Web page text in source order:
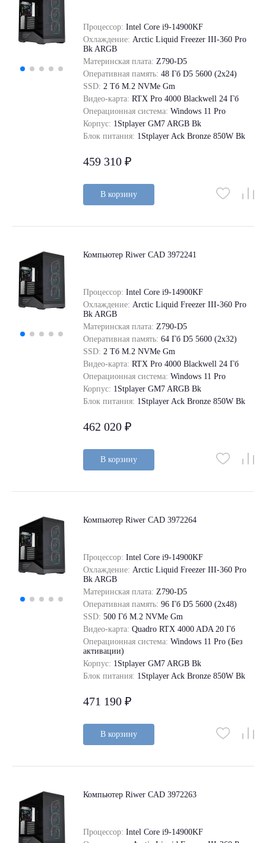
Процессор: Intel Core i9-14900KF
Охлаждение: Arctic Liquid Freezer III-360 Pro
Bk ARGB
Материнская плата: Z790-D5
Оперативная память: 48 Гб D5 5600 (2х24)
SSD: 2 Tб M.2 NVMe Gm
Видео-карта: RTX Pro 4000 Blackwell 24 Гб
Операционная система: Windows 11 Pro
Корпус: 1Stplayer GM7 ARGB Bk
Блок питания: 1Stplayer Ack Bronze 850W Bk
459 310 ₽
В корзину
Компьютер Riwer CAD 3972241
Процессор: Intel Core i9-14900KF
Охлаждение: Arctic Liquid Freezer III-360 Pro
Bk ARGB
Материнская плата: Z790-D5
Оперативная память: 64 Гб D5 5600 (2х32)
SSD: 2 Tб M.2 NVMe Gm
Видео-карта: RTX Pro 4000 Blackwell 24 Гб
Операционная система: Windows 11 Pro
Корпус: 1Stplayer GM7 ARGB Bk
Блок питания: 1Stplayer Ack Bronze 850W Bk
462 020 ₽
В корзину
Компьютер Riwer CAD 3972264
Процессор: Intel Core i9-14900KF
Охлаждение: Arctic Liquid Freezer III-360 Pro
Bk ARGB
Материнская плата: Z790-D5
Оперативная память: 96 Гб D5 5600 (2х48)
SSD: 500 Гб M.2 NVMe Gm
Видео-карта: Quadro RTX 4000 ADA 20 Гб
Операционная система: Windows 11 Pro (Без
активации)
Корпус: 1Stplayer GM7 ARGB Bk
Блок питания: 1Stplayer Ack Bronze 850W Bk
471 190 ₽
В корзину
Компьютер Riwer CAD 3972263
Процессор: Intel Core i9-14900KF